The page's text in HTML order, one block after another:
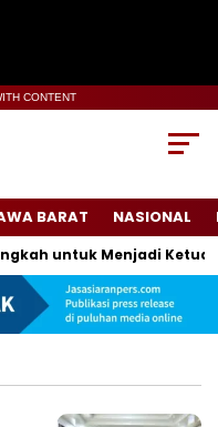
CONTENT
BARAT NASIONAL
untuk Menjadi Ketua